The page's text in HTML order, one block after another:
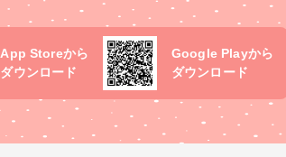
App Storeから
ダウンロード
Google Playから
ダウンロード